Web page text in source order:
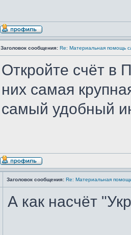
Заголовок сообщения: Re: Материальная помощь
Откройте счёт в
них самая
самый удобный
Заголовок сообщения: Re: Материальная
А как насчёт